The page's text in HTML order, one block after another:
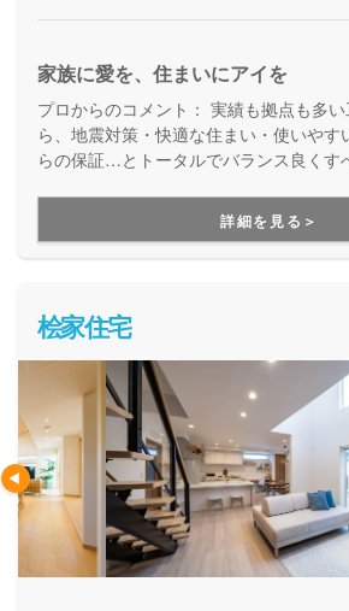
家族に愛を、住まいにアイを
プロからのコメント： 実績も拠点も多
ら、地震対策・快適な住まい・使いやす
らの保証…とトータルでバランス良くす
用できる間取り提案も得意なので、末長
住まいをお求めの方、安心できるプロに
い方にもお勧めしています。
詳細を見る＞
桧家住宅